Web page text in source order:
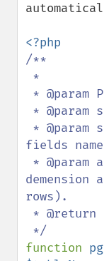
/**
fields
rows).
function